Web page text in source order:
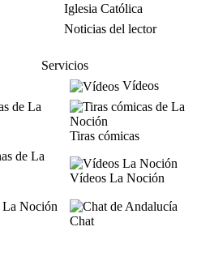
Iglesia Católica
Noticias del lector
Servicios
Vídeos
Tiras cómicas
Vídeos La Noción
Chat